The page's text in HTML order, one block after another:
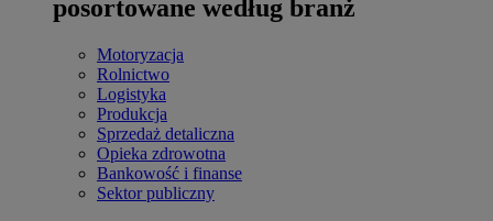
posortowane według branż
Motoryzacja
Rolnictwo
Logistyka
Produkcja
Sprzedaż detaliczna
Opieka zdrowotna
Bankowość i finanse
Sektor publiczny